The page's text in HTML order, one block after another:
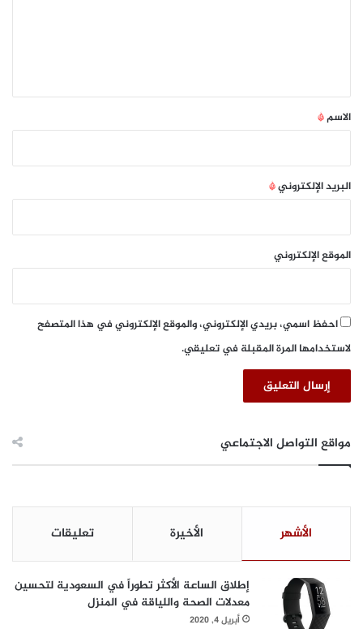
ك
ت
ا
*
الاسم*
البريد الإلكتروني*
الموقع الإلكتروني
احفظ اسمي، بريدي الإلكتروني، والموقع الإلكتروني في هذا المتصفح
لاستخدامها المرة المقبلة في تعليقي.
مواقع التواصل الاجتماعي
الأشهر الأخيرة تعليقات
إطلاق الساعة الأكثر تطوراً في السعودية لتحسين
معدلات الصحة واللياقة في المنزل
أبريل 4, 2020